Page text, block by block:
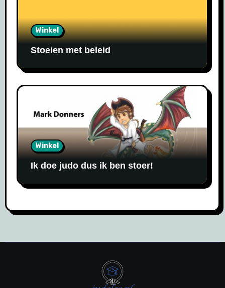
Winkel
Stoeien met beleid
Winkel
Ik doe judo dus ik ben stoer!